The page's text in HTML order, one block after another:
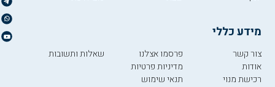
מידע כללי
צור קשר
אודות
רכישת מנוי
פרסמו אצלנו
מדיניות פרטיות
תנאי שימוש
שאלות ותשובות